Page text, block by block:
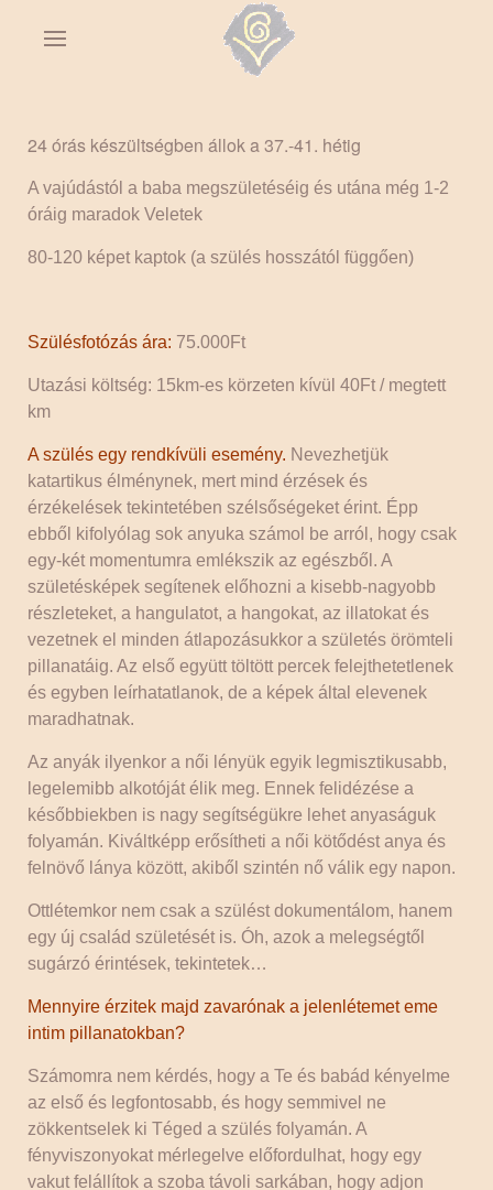
24 órás készültségben állok a 37.-41. hétig
A vajúdástól a baba megszületéséig és utána még 1-2
óráig maradok Veletek
80-120 képet kaptok (a szülés hosszától függően)
Szülésfotózás ára: 75.000Ft
Utazási költség: 15km-es körzeten kívül 40Ft / megtett
km
A szülés egy rendkívüli esemény. Nevezhetjük
katartikus élménynek, mert mind érzések és
érzékelések tekintetében szélsőségeket érint. Épp
ebből kifolyólag sok anyuka számol be arról, hogy csak
egy-két momentumra emlékszik az egészből. A
születésképek segítenek előhozni a kisebb-nagyobb
részleteket, a hangulatot, a hangokat, az illatokat és
vezetnek el minden átlapozásukkor a születés örömteli
pillanatáig. Az első együtt töltött percek felejthetetlenek
és egyben leírhatatlanok, de a képek által elevenek
maradhatnak.
Az anyák ilyenkor a női lényük egyik legmisztikusabb,
legelemibb alkotóját élik meg. Ennek felidézése a
későbbiekben is nagy segítségükre lehet anyaságuk
folyamán. Kiváltképp erősítheti a női kötődést anya és
felnövő lánya között, akiből szintén nő válik egy napon.
Ottlétemkor nem csak a szülést dokumentálom, hanem
egy új család születését is. Óh, azok a melegségtől
sugárzó érintések, tekintetek…
Mennyire érzitek majd zavarónak a jelenlétemet eme
intim pillanatokban?
Számomra nem kérdés, hogy a Te és babád kényelme
az első és legfontosabb, és hogy semmivel ne
zökkentselek ki Téged a szülés folyamán. A
fényviszonyokat mérlegelve előfordulhat, hogy egy
vakut felállítok a szoba távoli sarkában, hogy adjon